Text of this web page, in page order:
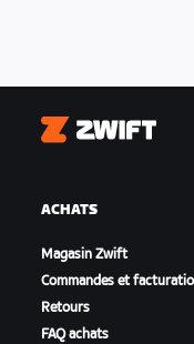
Zwift
ACHATS
Magasin Zwift
Commandes et
Retours
FAQ achats